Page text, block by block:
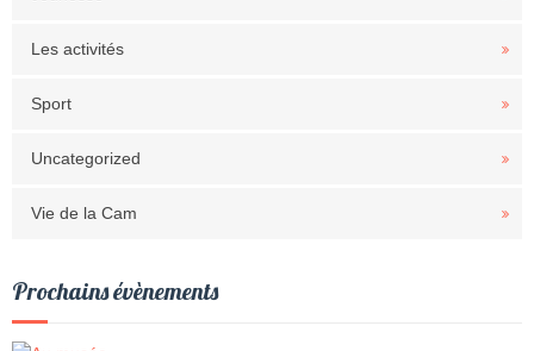
Les activités
Sport
Uncategorized
Vie de la Cam
Prochains évènements